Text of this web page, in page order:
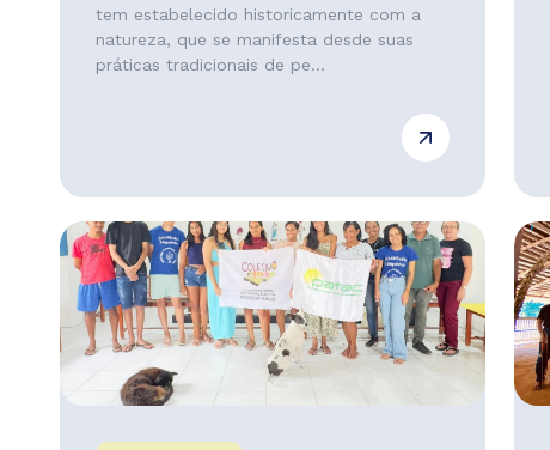
tem estabelecido historicamente com a
natureza, que se manifesta desde suas
práticas tradicionais de pe...